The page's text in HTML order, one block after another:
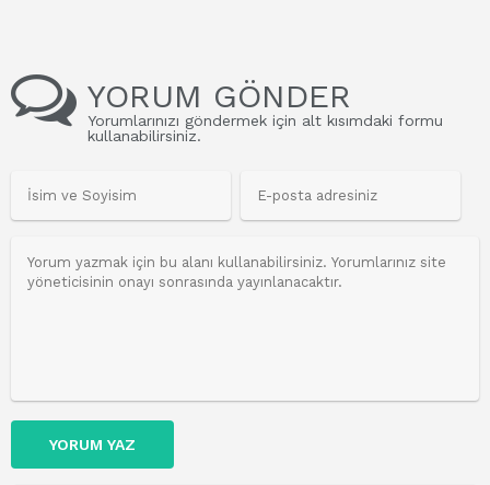
YORUM GÖNDER
Yorumlarınızı göndermek için alt kısımdaki formu
kullanabilirsiniz.
YORUM YAZ